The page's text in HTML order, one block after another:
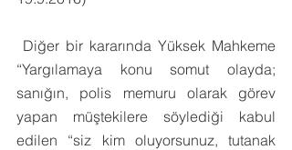
“Yargılamaya konu somut olayda;
sanığın, polis memuru olarak görev
yapan müştekilere söylediği kabul
edilen “siz kim oluyorsunuz, tutanak